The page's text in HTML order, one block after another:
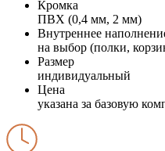
Кромка
ПВХ (0,4 мм, 2 мм)
Внутреннее
на выбор (полки,
Размер
индивидуальный
Цена
указана за базовую